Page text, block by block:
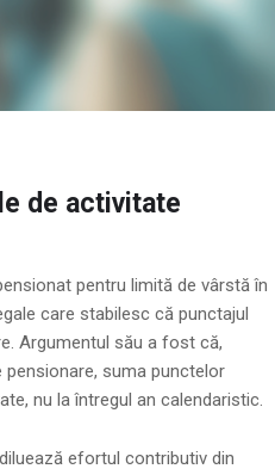
de activitate
pentru limită de vârstă în
care stabilesc că punctajul
Argumentul său a fost că,
suma punctelor
nu la întregul an calendaristic.
efortul contributiv din